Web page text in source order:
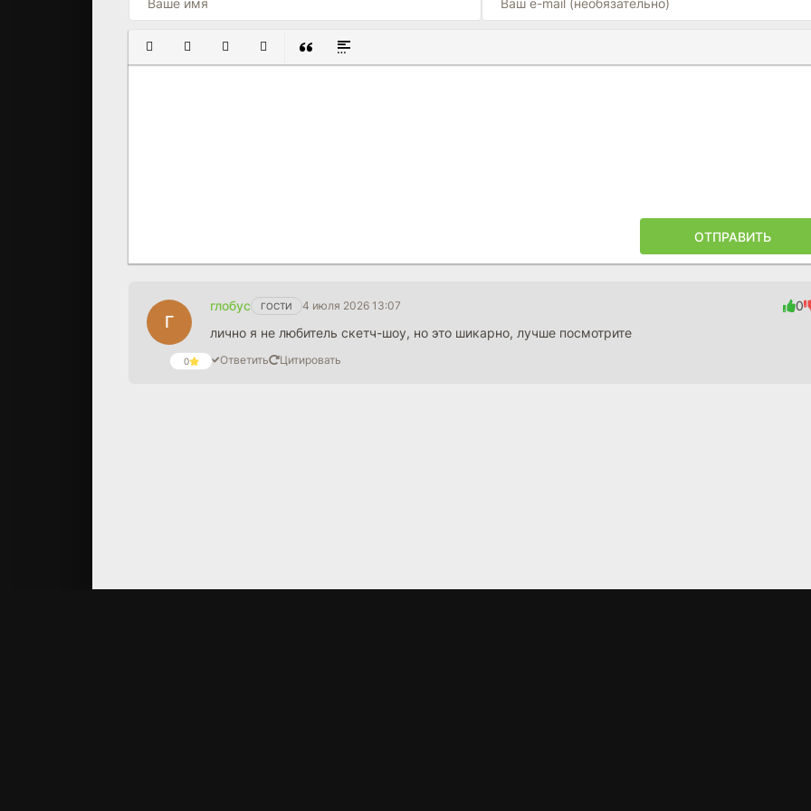
ПОЛУЖИРНЫЙ
КУРСИВПОДЧЕРКНУТЫЙ
ЗАЧЕРКНУТЫЙ
ВСТАВКА ЦИТАТЫ
ВСТАВКА СПОЙЛЕРА
ОТПРАВИТЬ
0
Г
глобус ГОСТИ 4 июля 2026 13:07
0
лично я не любитель скетч-шоу, но это шикарно, лучше посмотрите
Ответить Цитировать